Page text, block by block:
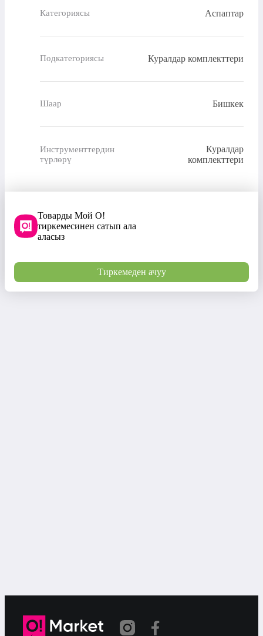
Категориясы Аспаптар
Подкатегориясы Куралдар комплекттери
Шаар Бишкек
Инструменттердин
түрлөрү
Куралдар
комплекттери
Товарды Мой О!
тиркемесинен сатып ала
аласыз
Тиркемеден ачуу